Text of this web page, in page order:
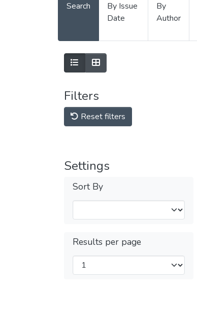
Search
By Issue
Date
By
Author
Filters
Reset filters
Settings
Sort By
Results per page